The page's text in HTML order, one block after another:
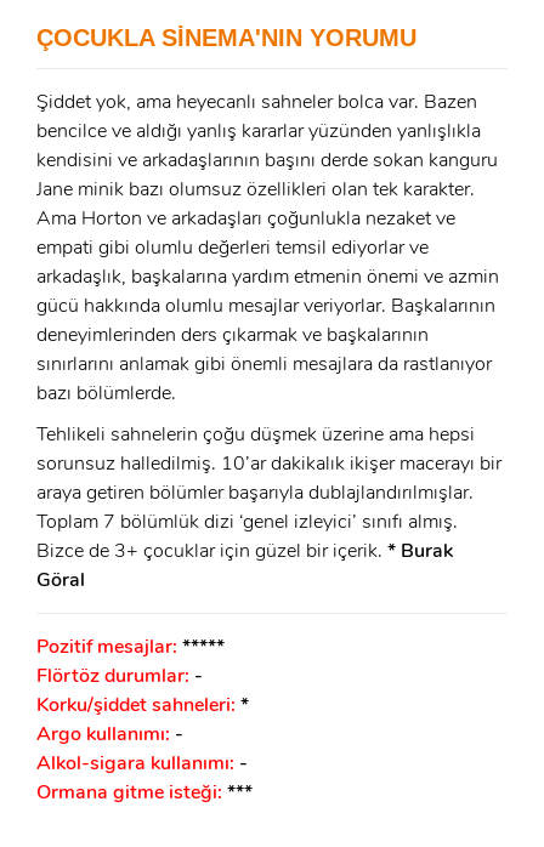
Beni Hatırla Şifremi Unuttum ?
GIRIŞ
Şifre:
ÜYE OL
GIRIŞ
ÇOCUKLA SİNEMA'NIN YORUMU
Şiddet yok, ama heyecanlı sahneler bolca var. Bazen
bencilce ve aldığı yanlış kararlar yüzünden yanlışlıkla
kendisini ve arkadaşlarının başını derde sokan kanguru
Jane minik bazı olumsuz özellikleri olan tek karakter.
Ama Horton ve arkadaşları çoğunlukla nezaket ve
empati gibi olumlu değerleri temsil ediyorlar ve
arkadaşlık, başkalarına yardım etmenin önemi ve azmin
gücü hakkında olumlu mesajlar veriyorlar. Başkalarının
deneyimlerinden ders çıkarmak ve başkalarının
sınırlarını anlamak gibi önemli mesajlara da rastlanıyor
bazı bölümlerde.
Tehlikeli sahnelerin çoğu düşmek üzerine ama hepsi
sorunsuz halledilmiş. 10’ar dakikalık ikişer macerayı bir
araya getiren bölümler başarıyla dublajlandırılmışlar.
Toplam 7 bölümlük dizi ‘genel izleyici’ sınıfı almış.
Bizce de 3+ çocuklar için güzel bir içerik. * Burak
Göral
Pozitif mesajlar: *****
Flörtöz durumlar: -
Korku/şiddet sahneleri: *
Argo kullanımı: -
Alkol-sigara kullanımı: -
Ormana gitme isteği: ***